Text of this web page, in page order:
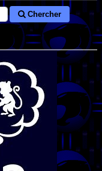
Chercher